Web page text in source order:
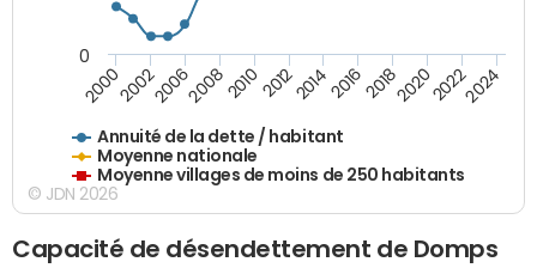
Annuité de la dette / habitant
Moyenne nationale
Moyenne villages de moins de 250 habitants
200020022006200820102012201420162018202020222024
0
© JDN 2026
Capacité de désendettement de Domps